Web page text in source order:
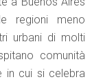
regioni meno
urbani di molti
comunità
in cui si celebra